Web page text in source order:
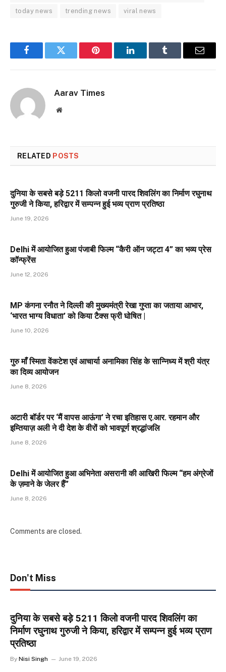
today news trending news viral news
FacebookTwitter Pinterest LinkedInTumblr Email
Aarav Times
Website
RELATED POSTS
दुनिया के सबसे बड़े 5211 किलो वजनी पारद शिवलिंग का निर्माण रघुनाथ
गुरुजी ने किया, हरिद्वार में सम्पन्न हुई भव्य प्राण प्रतिष्ठा
June 19, 2026
Delhi में आयोजित हुआ पंजाबी फिल्म “कैरी ऑन जट्टा 4” का भव्य प्रेस
कॉन्फ्रेंस
June 12, 2026
MP कंगना रनौत ने दिल्ली की मुख्यमंत्री रेखा गुप्ता का जताया आभार,
‘भारत भाग्य विधाता’ को किया टैक्स फ्री घोषित |
June 10, 2026
गुरु माँ स्मिता वेंकटेश एवं आचार्या अनामिका सिंह के सान्निध्य में श्री यंत्र
का दिव्य आयोजन
June 8, 2026
अटारी बॉर्डर पर ‘मैं वापस आऊंगा’ ने रचा इतिहास ए.आर. रहमान और
इम्तियाज़ अली ने दी देश के वीरों को भावपूर्ण श्रद्धांजलि
June 8, 2026
Delhi में आयोजित हुआ अभिनेता असरानी की आखिरी फिल्म “हम अंग्रेजों
के ज़माने के जेलर हैं”
June 8, 2026
Comments are closed.
Don't Miss
दुनिया के सबसे बड़े 5211 किलो वजनी पारद शिवलिंग का
निर्माण रघुनाथ गुरुजी ने किया, हरिद्वार में सम्पन्न हुई भव्य प्राण
प्रतिष्ठा
By Nisi Singh June 19, 2026